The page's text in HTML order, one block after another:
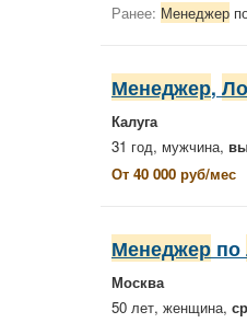
Ранее: Менеджер
Менеджер,
Калуга
31 год, мужчина,
От 40 000 руб/мес
Менеджер по
Москва
50 лет, женщина,